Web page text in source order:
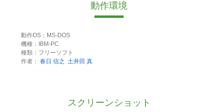
動作環境
動作OS：MS-DOS
機種：IBM-PC
種類：フリーソフト
作者： 春日 信之 土井田 真
スクリーンショット